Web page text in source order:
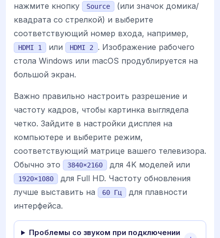
нажмите кнопку
Source
(или значок домика/
квадрата со стрелкой) и выберите
соответствующий номер входа, например,
HDMI 1 или HDMI 2
. Изображение рабочего
стола Windows или macOS продублируется на
большой экран.
Важно правильно настроить разрешение и
частоту кадров, чтобы картинка выглядела
четко. Зайдите в настройки дисплея на
компьютере и выберите режим,
соответствующий матрице вашего телевизора.
Обычно это
3840×2160 для 4K моделей или
1920×1080
для Full HD. Частоту обновления
лучше выставить на
60 Гц
для плавности
интерфейса.
Проблемы со звуком при подключении